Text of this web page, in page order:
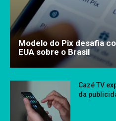
Modelo do Pix desafia
EUA sobre o Brasil
Cazé TV
da